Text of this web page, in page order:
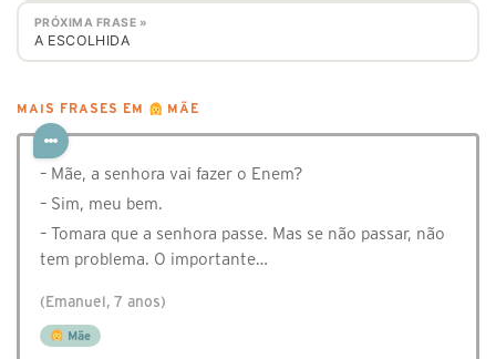
PRÓXIMA FRASE »
A ESCOLHIDA
MAIS FRASES EM MÃE
– Mãe, a senhora vai fazer o Enem?
– Sim, meu bem.
– Tomara que a senhora passe. Mas se não passar, não
tem problema. O importante…
(Emanuel, 7 anos)
Mãe